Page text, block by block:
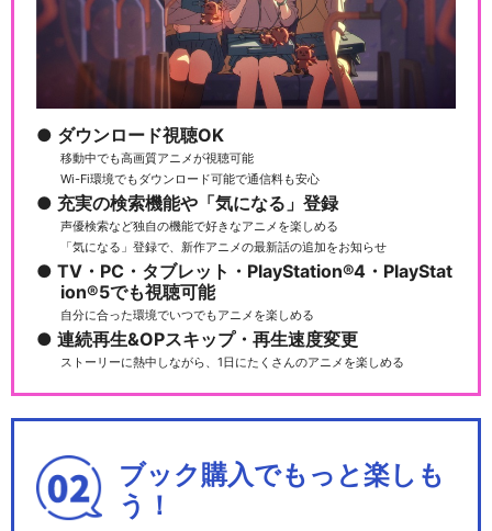
ダウンロード視聴OK
移動中でも高画質アニメが視聴可能
Wi-Fi環境でもダウンロード可能で通信料も安心
充実の検索機能や「気になる」登録
声優検索など独自の機能で好きなアニメを楽しめる
「気になる」登録で、新作アニメの最新話の追加をお知らせ
TV・PC・タブレット・PlayStation®4・PlayStat
ion®5でも視聴可能
自分に合った環境でいつでもアニメを楽しめる
連続再生&OPスキップ・再生速度変更
ストーリーに熱中しながら、1日にたくさんのアニメを楽しめる
ブック購入でもっと楽しも
う！